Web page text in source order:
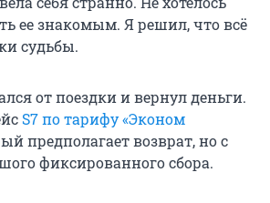
ее знакомым. Я решил, что всё
судьбы.
от поездки и вернул деньги.
S7 по тарифу «Эконом
предполагает возврат, но с
фиксированного сбора.